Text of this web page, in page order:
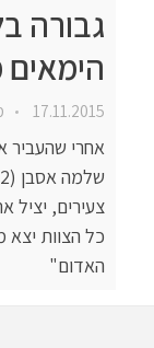
גבורה
הימאים
17.11.2015
אחרי שהעביר
כל הצוות יצא
האדום"